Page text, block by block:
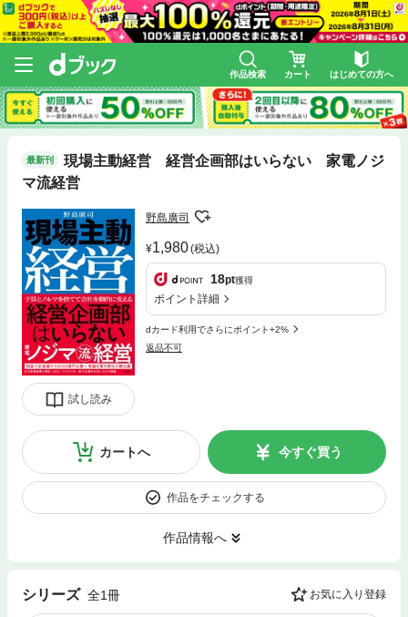
作品検索 カート はじめての方へ
最新刊
現場主動経営 経営企画部はいらない 家電ノジ
マ流経営
試し読み
野島廣司
1,980(税込)
18pt獲得
ポイント詳細
dカード利用でさらにポイント+2%
返品不可
カートへ 今すぐ買う
作品をチェックする
作品情報へ
シリーズ 全1冊 お気に入り登録